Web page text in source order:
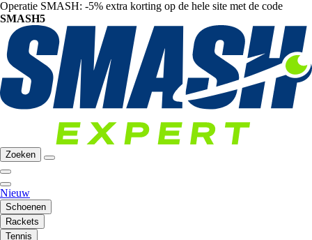
Operatie SMASH: -5% extra korting op de hele site met de code
SMASH5
Zoeken
Nieuw
Schoenen
Rackets
Tennis